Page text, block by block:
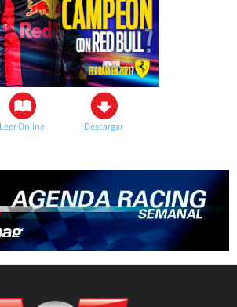
Leer Online Descargar